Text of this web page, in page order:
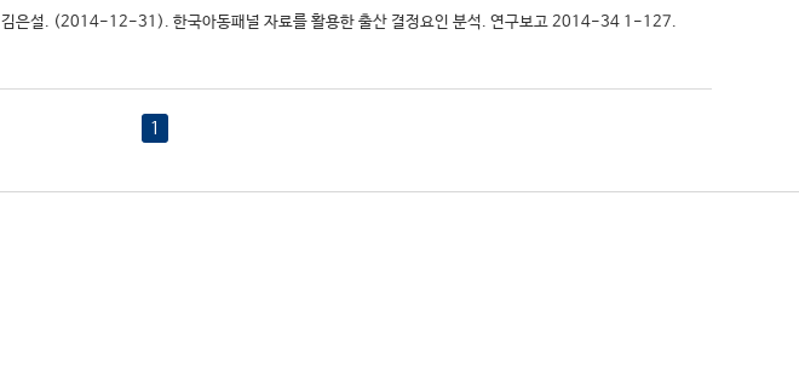
김은설. (2014-12-31). 한국아동패널 자료를 활용한 출산 결정요인 분석. 연구보고 2014-34 1-127.
1